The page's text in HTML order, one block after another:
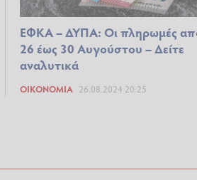
ΕΦΚΑ – ΔΥΠΑ: Οι πληρωμές
26 έως 30 Αυγούστου – Δείτε
αναλυτικά
ΟΙΚΟΝΟΜΊΑ 26.08.2024 20:25